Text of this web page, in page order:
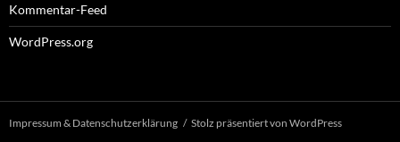
Kommentar-Feed
WordPress.org
Impressum & Datenschutzerklärung Stolz präsentiert von WordPress